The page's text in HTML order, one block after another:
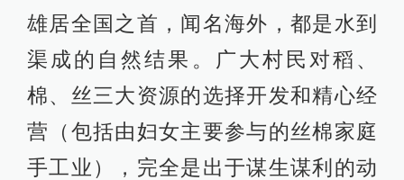
雄居全国之首，闻名海外，都是水到
渠成的自然结果。广大村民对稻、
棉、丝三大资源的选择开发和精心经
营（包括由妇女主要参与的丝棉家庭
手工业），完全是出于谋生谋利的动